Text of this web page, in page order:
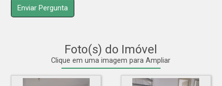
Foto(s) do Imóvel
Clique em uma imagem para Ampliar